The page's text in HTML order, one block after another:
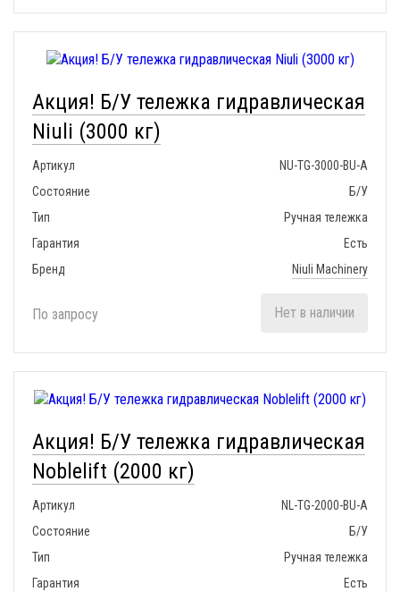
Акция! Б/У тележка гидравлическая
Niuli (3000 кг)
Артикул
NU-TG-3000-BU-A
Состояние
Б/У
Тип
Ручная тележка
Гарантия
Есть
Бренд
Niuli Machinery
По запросу Нет в наличии
Акция! Б/У тележка гидравлическая
Noblelift (2000 кг)
Артикул
NL-TG-2000-BU-A
Состояние
Б/У
Тип
Ручная тележка
Гарантия
Есть